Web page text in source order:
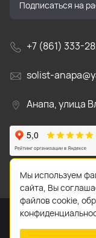
+7 (861) 333-
solist-
Анапа, улица
Мы используем
сайта, Вы
файлов cookie,